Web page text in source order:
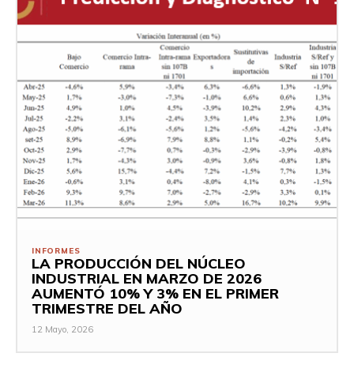
INFORMES
LA PRODUCCIÓN DEL NÚCLEO
INDUSTRIAL EN MARZO DE 2026
AUMENTÓ 10% Y 3% EN EL PRIMER
TRIMESTRE DEL AÑO
12 Mayo, 2026